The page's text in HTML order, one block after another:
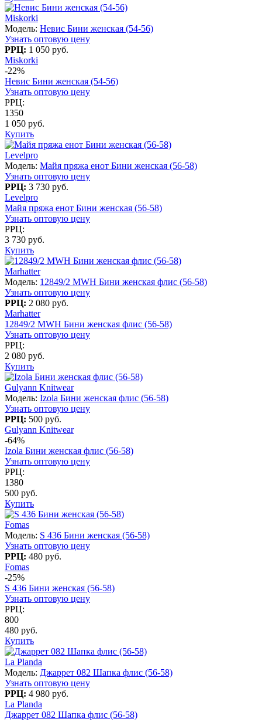
Miskorki
Модель: Невис Бини женская (54-56)
Узнать оптовую цену
РРЦ: 1 050 руб.
Miskorki
-22%
Невис Бини женская (54-56)
Узнать оптовую цену
РРЦ:
1350
1 050 руб.
Купить
Levelpro
Модель: Майя пряжа енот Бини женская (56-58)
Узнать оптовую цену
РРЦ: 3 730 руб.
Levelpro
Майя пряжа енот Бини женская (56-58)
Узнать оптовую цену
РРЦ:
3 730 руб.
Купить
Marhatter
Модель: 12849/2 MWH Бини женская флис (56-58)
Узнать оптовую цену
РРЦ: 2 080 руб.
Marhatter
12849/2 MWH Бини женская флис (56-58)
Узнать оптовую цену
РРЦ:
2 080 руб.
Купить
Gulyann Knitwear
Модель: Izola Бини женская флис (56-58)
Узнать оптовую цену
РРЦ: 500 руб.
Gulyann Knitwear
-64%
Izola Бини женская флис (56-58)
Узнать оптовую цену
РРЦ:
1380
500 руб.
Купить
Fomas
Модель: S 436 Бини женская (56-58)
Узнать оптовую цену
РРЦ: 480 руб.
Fomas
-25%
S 436 Бини женская (56-58)
Узнать оптовую цену
РРЦ:
800
480 руб.
Купить
La Planda
Модель: Джаррет 082 Шапка флис (56-58)
Узнать оптовую цену
РРЦ: 4 980 руб.
La Planda
Джаррет 082 Шапка флис (56-58)